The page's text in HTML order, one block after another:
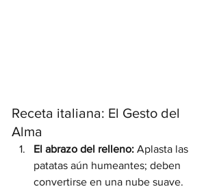
Receta italiana: El Gesto del
Alma
El abrazo del relleno: Aplasta las
patatas aún humeantes; deben
convertirse en una nube suave.